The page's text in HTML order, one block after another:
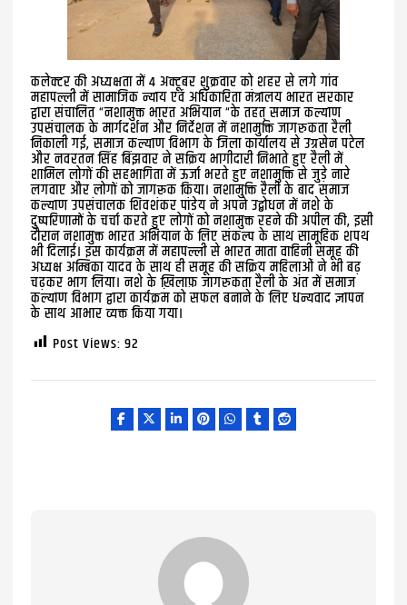
कलेक्टर की अध्यक्षता में 4 अक्टूबर शुक्रवार को शहर से लगे गांव
महापल्ली में सामाजिक न्याय एवं अधिकारिता मंत्रालय भारत सरकार
द्वारा संचालित “नशामुक्त भारत अभियान “के तहत् समाज कल्याण
उपसंचालक के मार्गदर्शन और निर्देशन में नशामुक्ति जागरुकता रैली
निकाली गई, समाज कल्याण विभाग के जिला कार्यालय से उग्रसेन पटेल
और नवरतन सिंह बिंझवार ने सक्रिय भागीदारी निभाते हुए रैली में
शामिल लोगों की सहभागिता में ऊर्जा भरते हुए नशामुक्ति से जुड़े नारे
लगवाए और लोगों को जागरूक किया। नशामुक्ति रैली के बाद समाज
कल्याण उपसंचालक शिवशंकर पांडेय ने अपने उद्बोधन में नशे के
दुष्परिणामों के चर्चा करते हुए लोगों को नशामुक्त रहने की अपील की, इसी
दौरान नशामुक्त भारत अभियान के लिए संकल्प के साथ सामूहिक शपथ
भी दिलाई। इस कार्यक्रम में महापल्ली से भारत माता वाहिनी समूह की
अध्यक्ष अम्बिका यादव के साथ ही समूह की सक्रिय महिलाओं ने भी बढ़
चढ़कर भाग लिया। नशे के ख़िलाफ़ जागरुकता रैली के अंत में समाज
कल्याण विभाग द्वारा कार्यक्रम को सफल बनाने के लिए धन्यवाद ज्ञापन
के साथ आभार व्यक्त किया गया।
Post Views: 92